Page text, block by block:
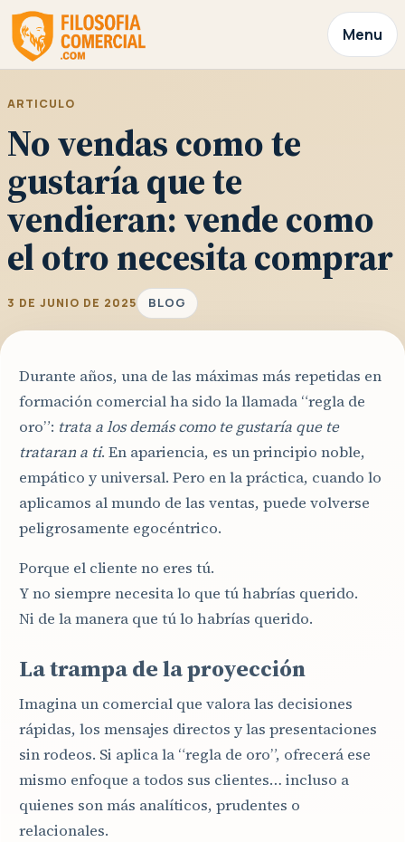
Menu
ARTICULO
No vendas como te
gustaría que te
vendieran: vende como
el otro necesita comprar
3 DE JUNIO DE 2025 BLOG
Durante años, una de las máximas más repetidas en
formación comercial ha sido la llamada “regla de
oro”: trata a los demás como te gustaría que te
trataran a ti. En apariencia, es un principio noble,
empático y universal. Pero en la práctica, cuando lo
aplicamos al mundo de las ventas, puede volverse
peligrosamente egocéntrico.
Porque el cliente no eres tú.
Y no siempre necesita lo que tú habrías querido.
Ni de la manera que tú lo habrías querido.
La trampa de la proyección
Imagina un comercial que valora las decisiones
rápidas, los mensajes directos y las presentaciones
sin rodeos. Si aplica la “regla de oro”, ofrecerá ese
mismo enfoque a todos sus clientes… incluso a
quienes son más analíticos, prudentes o
relacionales.